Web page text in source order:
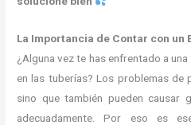
La Importancia de Contar con un
¿Alguna vez te has enfrentado a
en las tuberías? Los problemas de
sino que también pueden causar
adecuadamente. Por eso es